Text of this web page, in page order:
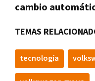
cambio
TEMAS
tecnologí­a